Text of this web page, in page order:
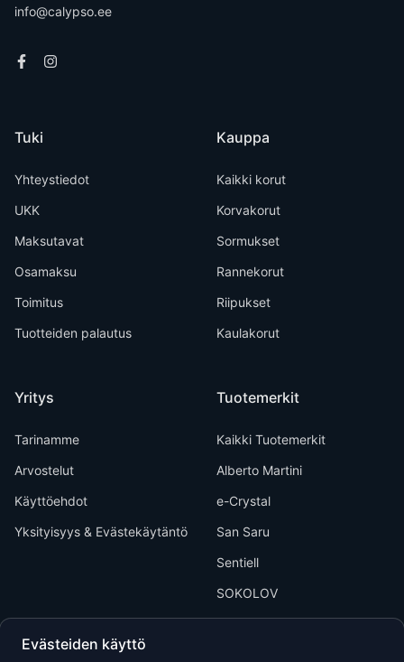
info@calypso.ee
Tuki
Yhteystiedot
UKK
Maksutavat
Osamaksu
Toimitus
Tuotteiden palautus
Yritys
Tarinamme
Arvostelut
Käyttöehdot
Yksityisyys & Evästekäytäntö
Kauppa
Kaikki korut
Korvakorut
Sormukset
Rannekorut
Riipukset
Kaulakorut
Tuotemerkit
Kaikki Tuotemerkit
Alberto Martini
e-Crystal
San Saru
Sentiell
SOKOLOV
Evästeiden käyttö